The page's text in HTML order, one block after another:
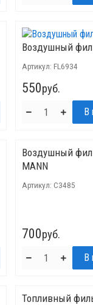
Воздушный
Артикул:FL6934
550руб.
Воздушный
MANN
Артикул:C3485
700руб.
Топливный